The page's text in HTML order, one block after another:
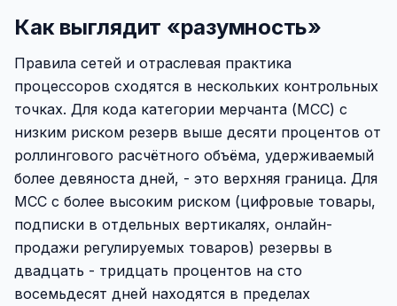
Как выглядит «разумность»
Правила сетей и отраслевая практика
процессоров сходятся в нескольких контрольных
точках. Для кода категории мерчанта (MCC) с
низким риском резерв выше десяти процентов от
роллингового расчётного объёма, удерживаемый
более девяноста дней, - это верхняя граница. Для
MCC с более высоким риском (цифровые товары,
подписки в отдельных вертикалях, онлайн-
продажи регулируемых товаров) резервы в
двадцать - тридцать процентов на сто
восемьдесят дней находятся в пределах